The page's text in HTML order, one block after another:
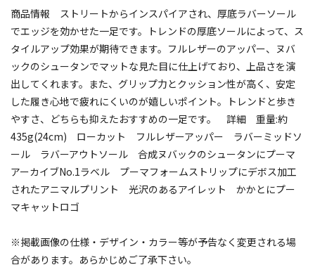
商品情報 ストリートからインスパイアされ、厚底ラバーソール
でエッジを効かせた一足です。トレンドの厚底ソールによって、ス
タイルアップ効果が期待できます。フルレザーのアッパー、ヌバ
ックのシュータンでマットな見た目に仕上げており、上品さを演
出してくれます。また、グリップ力とクッション性が高く、安定
した履き心地で疲れにくいのが嬉しいポイント。トレンドと歩き
やすさ、どちらも抑えたおすすめの一足です。 詳細 重量:約
435g(24cm) ローカット フルレザーアッパー ラバーミッドソ
ール ラバーアウトソール 合成ヌバックのシュータンにプーマ
アーカイブNo.1ラベル プーマフォームストリップにデボス加工
されたアニマルプリント 光沢のあるアイレット かかとにプー
マキャットロゴ
※掲載画像の仕様・デザイン・カラー等が予告なく変更される場
合があります。あらかじめご了承下さい。